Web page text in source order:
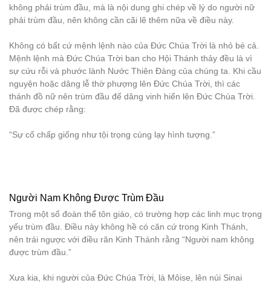
không phải trùm đầu, mà là nội dung ghi chép về lý do người nữ
phải trùm đầu, nên không cần cãi lẽ thêm nữa về điều này.
Không có bất cứ mệnh lệnh nào của Đức Chúa Trời là nhỏ bé cả.
Mệnh lệnh mà Đức Chúa Trời ban cho Hội Thánh thảy đều là vì
sự cứu rỗi và phước lành Nước Thiên Đàng của chúng ta. Khi cầu
nguyện hoặc dâng lễ thờ phượng lên Đức Chúa Trời, thì các
thánh đồ nữ nên trùm đầu để dâng vinh hiển lên Đức Chúa Trời.
Đã được chép rằng:
“Sự cố chấp giống như tội trọng cúng lạy hình tượng.”
Người Nam Không Được Trùm Đầu
Trong một số đoàn thể tôn giáo, có trường hợp các linh mục trọng
yếu trùm đầu. Điều này không hề có căn cứ trong Kinh Thánh,
nên trái ngược với điều răn Kinh Thánh rằng “Người nam không
được trùm đầu.”
Xưa kia, khi người của Đức Chúa Trời, là Môise, lên núi Sinai